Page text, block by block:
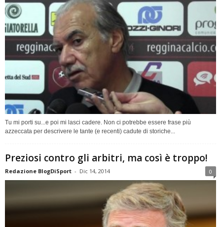
Tu mi porti su...e poi mi lasci cadere. Non ci potrebbe essere frase più
azzeccata per descrivere le tante (e recenti) cadute di storiche...
Preziosi contro gli arbitri, ma così è troppo!
Redazione BlogDiSport - Dic 14, 2014 0